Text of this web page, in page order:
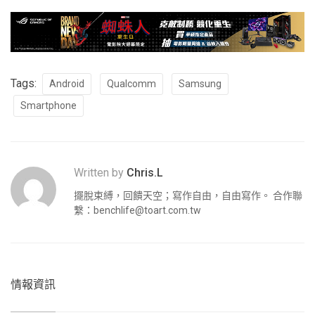
Tags: Android Qualcomm
Samsung
Smartphone
Written by Chris.L
擺脫束縛，回饋天空；寫作自由，自由寫作。 合作聯
繫： benchlife@toart.com.tw
情報資訊